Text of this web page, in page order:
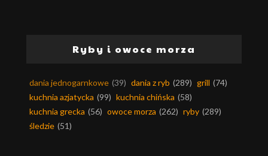
Ryby i owoce morza
dania jednogarnkowe (39) dania z ryb (289) grill (74)
kuchnia azjatycka (99) kuchnia chińska (58)
kuchnia grecka (56) owoce morza (262) ryby (289)
śledzie (51)